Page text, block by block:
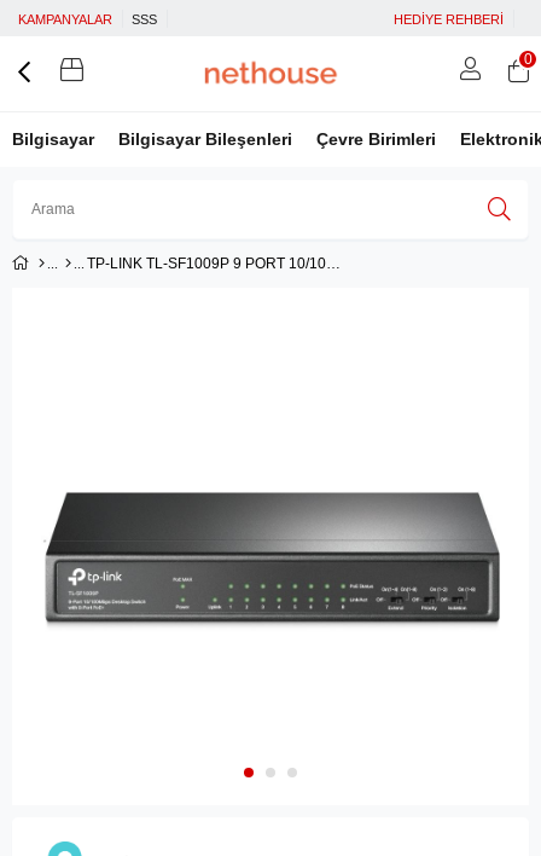
KAMPANYALAR SSS HEDİYE REHBERİ
Bilgisayar Bilgisayar Bileşenleri Çevre Birimleri
0
TP-LINK TL-SF1009P 9 PORT 10/100Mbps MASAÜSTÜ SWITCH 8 PORT PoE